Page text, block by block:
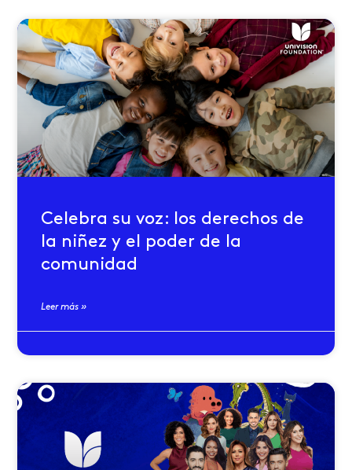
Celebra su voz: los derechos de
la niñez y el poder de la
comunidad
Leer más »